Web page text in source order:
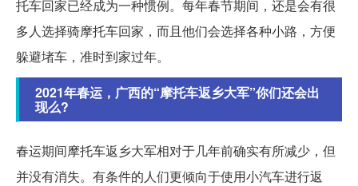
托车回家已经成为一种惯例。每年春节期间，还是会有很
多人选择骑摩托车回家，而且他们会选择各种小路，方便
躲避堵车，准时到家过年。
2021年春运，广西的“摩托车返乡大军”你们还会出
现么?
春运期间摩托车返乡大军相对于几年前确实有所减少，但
并没有消失。有条件的人们更倾向于使用小汽车进行返